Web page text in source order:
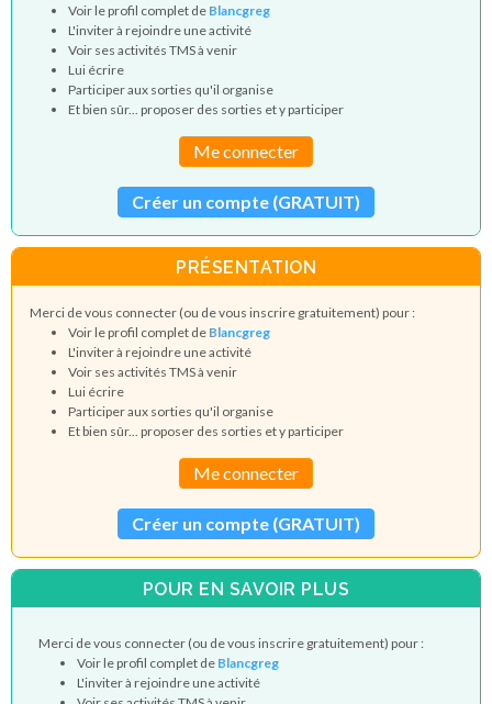
Voir le profil complet de Blancgreg
L'inviter à rejoindre une activité
Voir ses activités TMS à venir
Lui écrire
Participer aux sorties qu'il organise
Et bien sûr... proposer des sorties et y participer
Me connecter
Créer un compte (GRATUIT)
PRÉSENTATION
Merci de vous connecter (ou de vous inscrire gratuitement) pour :
Voir le profil complet de Blancgreg
L'inviter à rejoindre une activité
Voir ses activités TMS à venir
Lui écrire
Participer aux sorties qu'il organise
Et bien sûr... proposer des sorties et y participer
Me connecter
Créer un compte (GRATUIT)
POUR EN SAVOIR PLUS
Merci de vous connecter (ou de vous inscrire gratuitement) pour :
Voir le profil complet de Blancgreg
L'inviter à rejoindre une activité